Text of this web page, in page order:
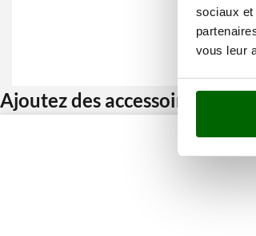
sociaux
vous leur
Ajoutez des accessoires et